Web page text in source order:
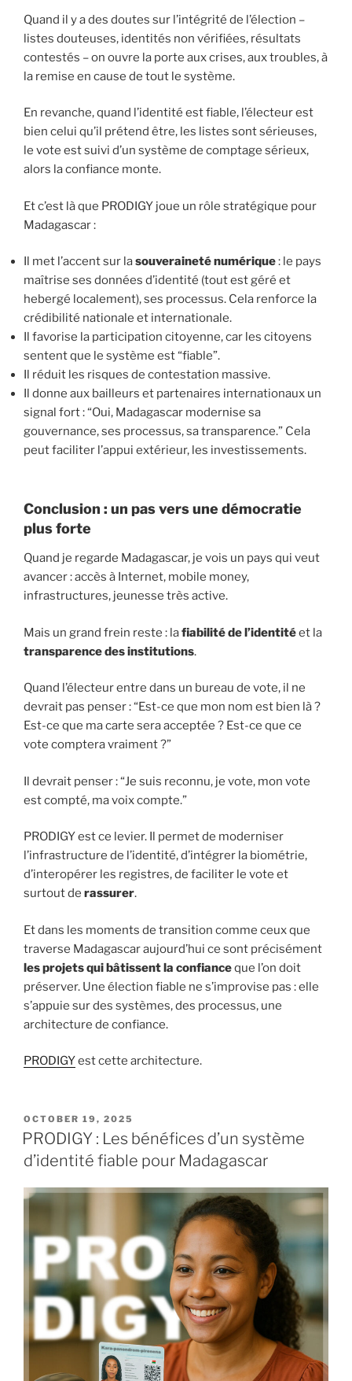
Quand il y a des doutes sur l’intégrité de l’élection –
listes douteuses, identités non vérifiées, résultats
contestés – on ouvre la porte aux crises, aux troubles, à
la remise en cause de tout le système.
En revanche, quand l’identité est fiable, l’électeur est
bien celui qu’il prétend être, les listes sont sérieuses,
le vote est suivi d’un système de comptage sérieux,
alors la confiance monte.
Et c’est là que PRODIGY joue un rôle stratégique pour
Madagascar :
Il met l’accent sur lasouveraineté numérique: le pays
maîtrise ses données d’identité (tout est géré et
hebergé localement), ses processus. Cela renforce la
crédibilité nationale et internationale.
Il favorise la participation citoyenne, car les citoyens
sentent que le système est “fiable”.
Il réduit les risques de contestation massive.
Il donne aux bailleurs et partenaires internationaux un
signal fort : “Oui, Madagascar modernise sa
gouvernance, ses processus, sa transparence.” Cela
peut faciliter l’appui extérieur, les investissements.
Conclusion : un pas vers une démocratie
plus forte
Quand je regarde Madagascar, je vois un pays qui veut
avancer : accès à Internet, mobile money,
infrastructures, jeunesse très active.
Mais un grand frein reste : lafiabilité de l’identitéet la
transparence des institutions.
Quand l’électeur entre dans un bureau de vote, il ne
devrait pas penser : “Est-ce que mon nom est bien là ?
Est-ce que ma carte sera acceptée ? Est-ce que ce
vote comptera vraiment ?”
Il devrait penser : “Je suis reconnu, je vote, mon vote
est compté, ma voix compte.”
PRODIGY est ce levier. Il permet de moderniser
l’infrastructure de l’identité, d’intégrer la biométrie,
d’interopérer les registres, de faciliter le vote et
surtout de rassurer.
Et dans les moments de transition comme ceux que
traverse Madagascar aujourd’hui ce sont précisément
les projets qui bâtissent la confianceque l’on doit
préserver. Une élection fiable ne s’improvise pas : elle
s’appuie sur des systèmes, des processus, une
architecture de confiance.
PRODIGYest cette architecture.
POSTED
ON
OCTOBER 19, 2025
PRODIGY : Les bénéfices d’un système
d’identité fiable pour Madagascar